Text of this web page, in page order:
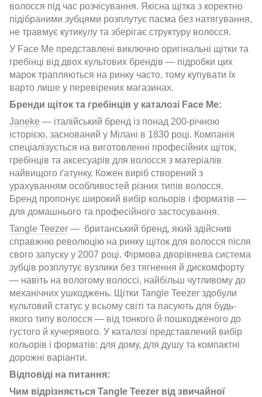
волосся під час розчісування. Якісна щітка з коректно
підібраними зубцями розплутує пасма без натягування,
не травмує кутикулу та зберігає структуру волосся.
У Face Me представлені виключно оригінальні щітки та
гребінці від двох культових брендів — підробки цих
марок трапляються на ринку часто, тому купувати їх
варто лише у перевірених магазинах.
Бренди щіток та гребінців у каталозі Face Me:
Janeke — італійський бренд із понад 200-річною
історією, заснований у Мілані в 1830 році. Компанія
спеціалізується на виготовленні професійних щіток,
гребінців та аксесуарів для волосся з матеріалів
найвищого ґатунку. Кожен виріб створений з
урахуванням особливостей різних типів волосся.
Бренд пропонує широкий вибір кольорів і форматів —
для домашнього та професійного застосування.
Tangle Teezer — британський бренд, який здійснив
справжню революцію на ринку щіток для волосся після
свого запуску у 2007 році. Фірмова дворівнева система
зубців розплутує вузлики без тягнення й дискомфорту
— навіть на вологому волоссі, найбільш чутливому до
механічних ушкоджень. Щітки Tangle Teezer здобули
культовий статус у всьому світі та пасують для будь-
якого типу волосся — від тонкого й пошкодженого до
густого й кучерявого. У каталозі представлений вибір
кольорів і форматів: для дому, для душу та компактні
дорожні варіанти.
Відповіді на питання:
Чим відрізняється Tangle Teezer від звичайної